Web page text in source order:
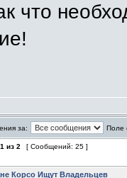
что
за: Поле
1 из 2 [ Сообщений: 25 ]
Корсо Ищут Владельцев